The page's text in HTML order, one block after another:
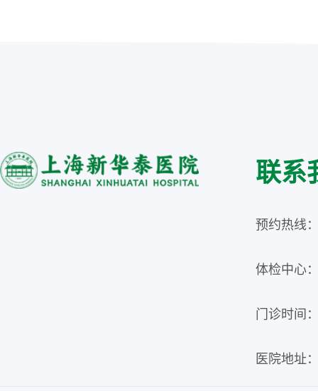
联系
预约热线
体检中心
门诊时间
医院地址